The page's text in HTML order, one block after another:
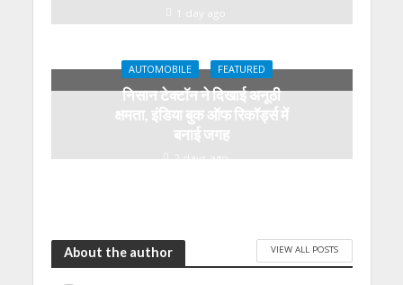
1 day ago
AUTOMOBILE FEATURED
निसान टेक्टॉन ने दिखाई अनूठी
क्षमता, इंडिया बुक ऑफ रिकॉर्ड्स में
बनाई जगह
2 days ago
About the author VIEW ALL POSTS